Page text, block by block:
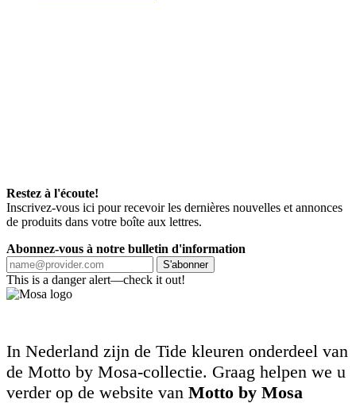
Restez à l'écoute!
Inscrivez-vous ici pour recevoir les dernières nouvelles et annonces
de produits dans votre boîte aux lettres.
Abonnez-vous à notre bulletin d'information
S'abonner
This is a danger alert—check it out!
In Nederland zijn de Tide kleuren onderdeel van
de Motto by Mosa-collectie. Graag helpen we u
verder op de website van Motto by Mosa